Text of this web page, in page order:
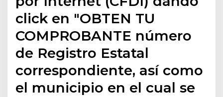
click en "OBTEN TU
COMPROBANTE número
de Registro Estatal
correspondiente, así como
el municipio en el cual se